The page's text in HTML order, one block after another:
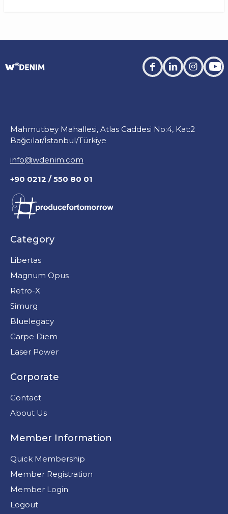
facebook
linkedin
Mahmutbey Mahallesi, Atlas Caddesi No:4, Kat:2
Bağcılar/İstanbul/Türkiye
info@wdenim.com
+90 0212 / 550 80 01
Category
Libertas
Magnum Opus
Retro-X
Simurg
Bluelegacy
Carpe Diem
Laser Power
Corporate
Contact
About Us
Member Information
Quick Membership
Member Registration
Member Login
Logout